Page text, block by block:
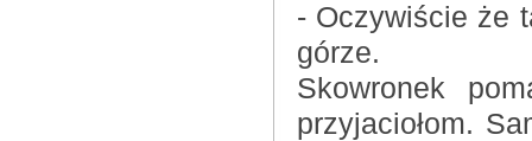
- Oczywiście że
górze.
Skowronek
przyjaciołom.